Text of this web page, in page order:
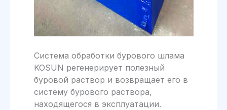
Система обработки бурового шлама
KOSUN регенерирует полезный
буровой раствор и возвращает его в
систему бурового раствора,
находящегося в эксплуатации.